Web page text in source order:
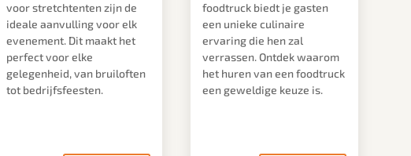
voor stretchtenten zijn de
ideale aanvulling voor elk
evenement. Dit maakt het
perfect voor elke
gelegenheid, van bruiloften
tot bedrijfsfeesten.
foodtruck biedt je gasten
een unieke culinaire
ervaring die hen zal
verrassen. Ontdek waarom
het huren van een foodtruck
een geweldige keuze is.